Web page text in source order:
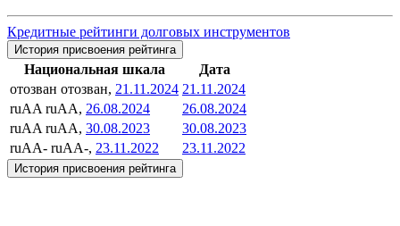
Кредитные рейтинги долговых инструментов
История присвоения рейтинга
Национальная шкала
Дата
отозван отозван, 21.11.2024 21.11.2024
ruAA ruAA, 26.08.2024
26.08.2024
ruAA ruAA, 30.08.2023
30.08.2023
ruAA- ruAA-, 23.11.2022 23.11.2022
История присвоения рейтинга